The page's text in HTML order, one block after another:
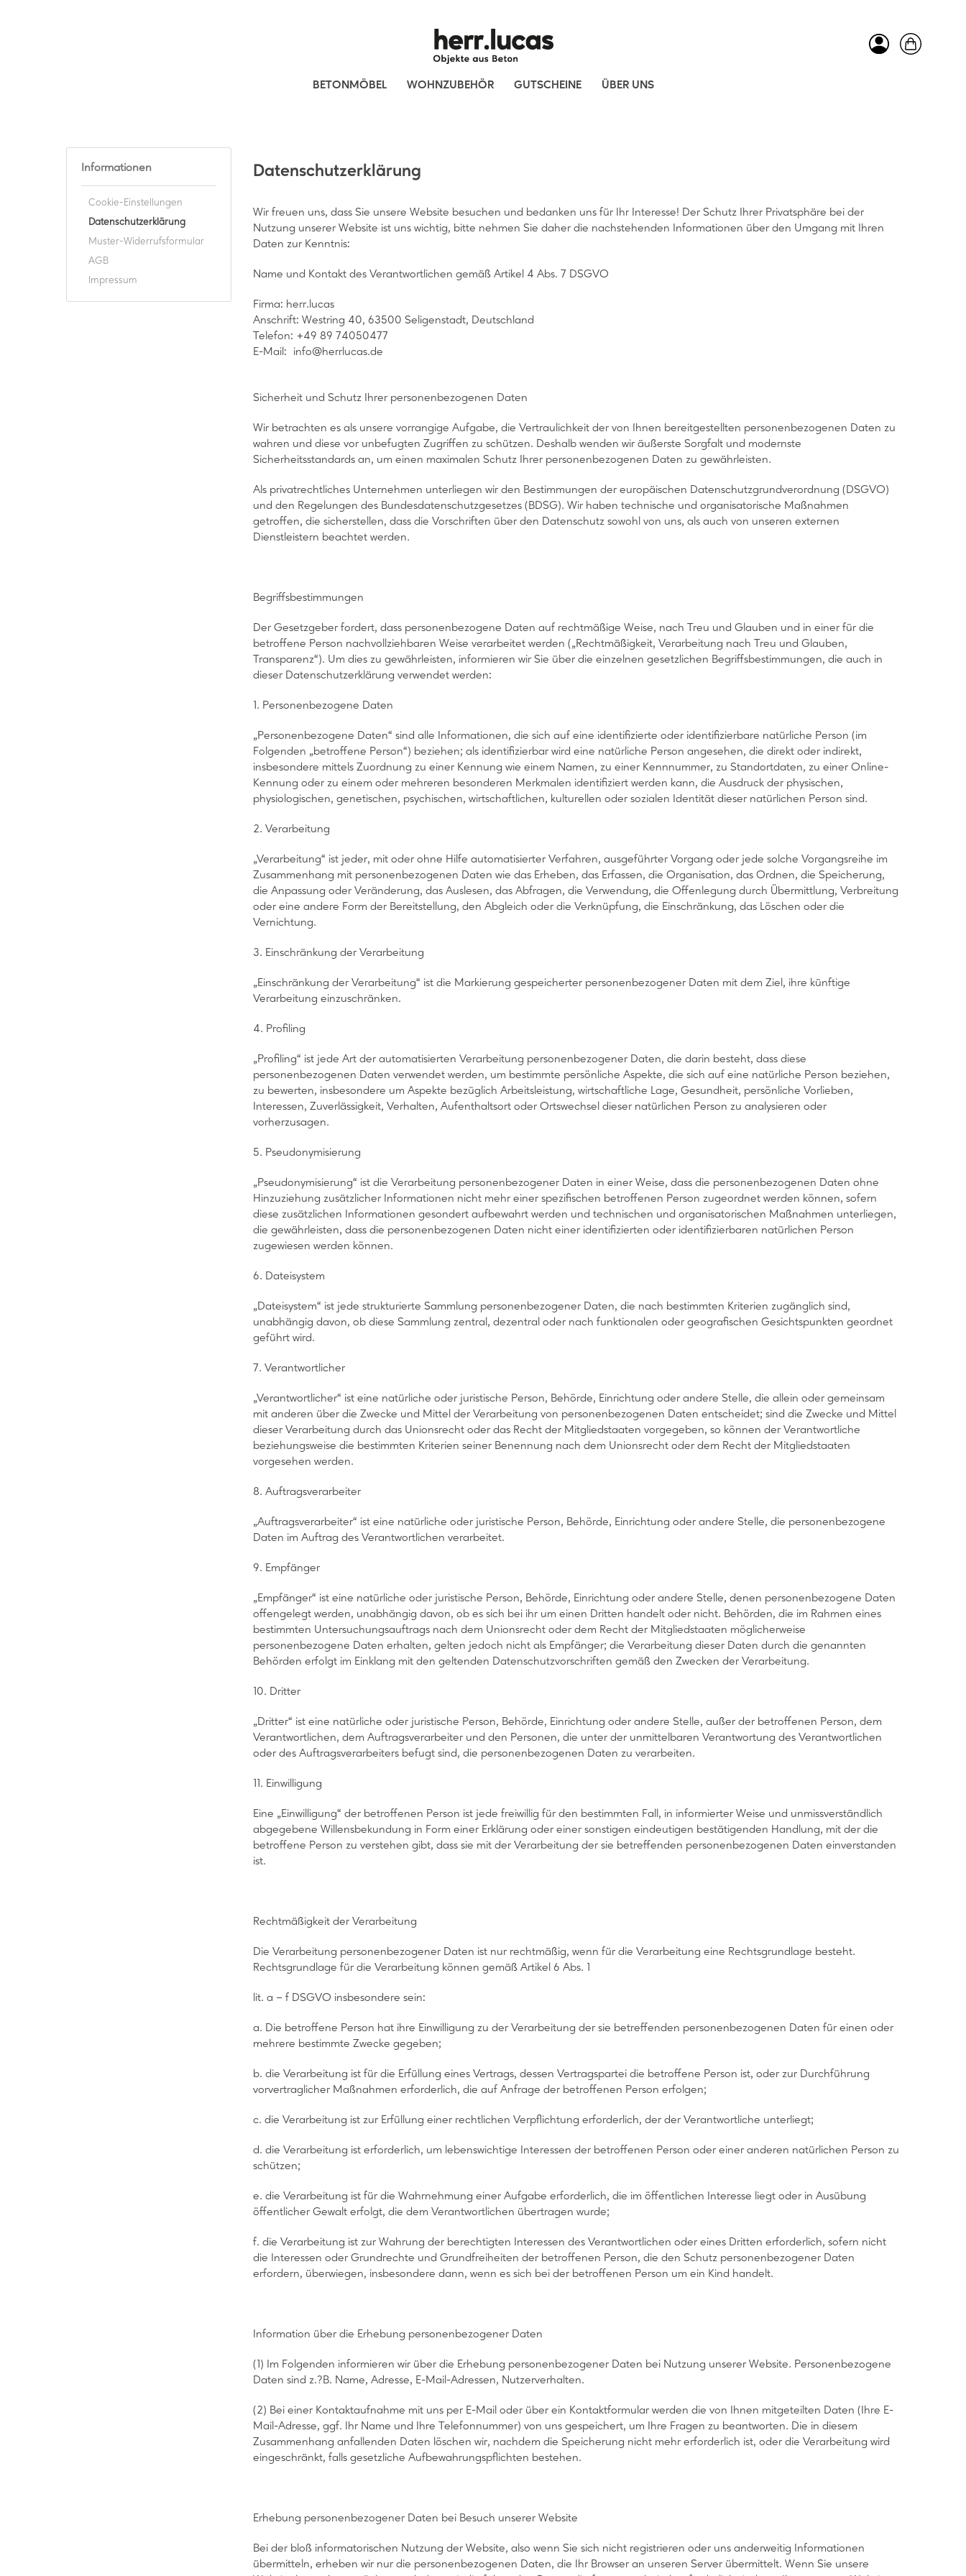
BETONMÖBEL WOHNZUBEHÖR GUTSCHEINE ÜBER UNS
Informationen
Cookie-Einstellungen
Datenschutzerklärung
Muster-Widerrufsformular
AGB
Impressum
Datenschutzerklärung
Wir freuen uns, dass Sie unsere Website besuchen und bedanken uns für Ihr Interesse! Der Schutz Ihrer Privatsphäre bei der
Nutzung unserer Website ist uns wichtig, bitte nehmen Sie daher die nachstehenden Informationen über den Umgang mit Ihren
Daten zur Kenntnis:
Name und Kontakt des Verantwortlichen gemäß Artikel 4 Abs. 7 DSGVO
Firma: herr.lucas
Anschrift: Westring 40, 63500 Seligenstadt, Deutschland
Telefon: +49 89 74050477
E-Mail: info@herrlucas.de
Sicherheit und Schutz Ihrer personenbezogenen Daten
Wir betrachten es als unsere vorrangige Aufgabe, die Vertraulichkeit der von Ihnen bereitgestellten personenbezogenen Daten zu
wahren und diese vor unbefugten Zugriffen zu schützen. Deshalb wenden wir äußerste Sorgfalt und modernste
Sicherheitsstandards an, um einen maximalen Schutz Ihrer personenbezogenen Daten zu gewährleisten.
Als privatrechtliches Unternehmen unterliegen wir den Bestimmungen der europäischen Datenschutzgrundverordnung (DSGVO)
und den Regelungen des Bundesdatenschutzgesetzes (BDSG). Wir haben technische und organisatorische Maßnahmen
getroffen, die sicherstellen, dass die Vorschriften über den Datenschutz sowohl von uns, als auch von unseren externen
Dienstleistern beachtet werden.
Begriffsbestimmungen
Der Gesetzgeber fordert, dass personenbezogene Daten auf rechtmäßige Weise, nach Treu und Glauben und in einer für die
betroffene Person nachvollziehbaren Weise verarbeitet werden („Rechtmäßigkeit, Verarbeitung nach Treu und Glauben,
Transparenz“). Um dies zu gewährleisten, informieren wir Sie über die einzelnen gesetzlichen Begriffsbestimmungen, die auch in
dieser Datenschutzerklärung verwendet werden:
1. Personenbezogene Daten
„Personenbezogene Daten“ sind alle Informationen, die sich auf eine identifizierte oder identifizierbare natürliche Person (im
Folgenden „betroffene Person“) beziehen; als identifizierbar wird eine natürliche Person angesehen, die direkt oder indirekt,
insbesondere mittels Zuordnung zu einer Kennung wie einem Namen, zu einer Kennnummer, zu Standortdaten, zu einer Online-
Kennung oder zu einem oder mehreren besonderen Merkmalen identifiziert werden kann, die Ausdruck der physischen,
physiologischen, genetischen, psychischen, wirtschaftlichen, kulturellen oder sozialen Identität dieser natürlichen Person sind.
2. Verarbeitung
„Verarbeitung“ ist jeder, mit oder ohne Hilfe automatisierter Verfahren, ausgeführter Vorgang oder jede solche Vorgangsreihe im
Zusammenhang mit personenbezogenen Daten wie das Erheben, das Erfassen, die Organisation, das Ordnen, die Speicherung,
die Anpassung oder Veränderung, das Auslesen, das Abfragen, die Verwendung, die Offenlegung durch Übermittlung, Verbreitung
oder eine andere Form der Bereitstellung, den Abgleich oder die Verknüpfung, die Einschränkung, das Löschen oder die
Vernichtung.
3. Einschränkung der Verarbeitung
„Einschränkung der Verarbeitung“ ist die Markierung gespeicherter personenbezogener Daten mit dem Ziel, ihre künftige
Verarbeitung einzuschränken.
4. Profiling
„Profiling“ ist jede Art der automatisierten Verarbeitung personenbezogener Daten, die darin besteht, dass diese
personenbezogenen Daten verwendet werden, um bestimmte persönliche Aspekte, die sich auf eine natürliche Person beziehen,
zu bewerten, insbesondere um Aspekte bezüglich Arbeitsleistung, wirtschaftliche Lage, Gesundheit, persönliche Vorlieben,
Interessen, Zuverlässigkeit, Verhalten, Aufenthaltsort oder Ortswechsel dieser natürlichen Person zu analysieren oder
vorherzusagen.
5. Pseudonymisierung
„Pseudonymisierung“ ist die Verarbeitung personenbezogener Daten in einer Weise, dass die personenbezogenen Daten ohne
Hinzuziehung zusätzlicher Informationen nicht mehr einer spezifischen betroffenen Person zugeordnet werden können, sofern
diese zusätzlichen Informationen gesondert aufbewahrt werden und technischen und organisatorischen Maßnahmen unterliegen,
die gewährleisten, dass die personenbezogenen Daten nicht einer identifizierten oder identifizierbaren natürlichen Person
zugewiesen werden können.
6. Dateisystem
„Dateisystem“ ist jede strukturierte Sammlung personenbezogener Daten, die nach bestimmten Kriterien zugänglich sind,
unabhängig davon, ob diese Sammlung zentral, dezentral oder nach funktionalen oder geografischen Gesichtspunkten geordnet
geführt wird.
7. Verantwortlicher
„Verantwortlicher“ ist eine natürliche oder juristische Person, Behörde, Einrichtung oder andere Stelle, die allein oder gemeinsam
mit anderen über die Zwecke und Mittel der Verarbeitung von personenbezogenen Daten entscheidet; sind die Zwecke und Mittel
dieser Verarbeitung durch das Unionsrecht oder das Recht der Mitgliedstaaten vorgegeben, so können der Verantwortliche
beziehungsweise die bestimmten Kriterien seiner Benennung nach dem Unionsrecht oder dem Recht der Mitgliedstaaten
vorgesehen werden.
8. Auftragsverarbeiter
„Auftragsverarbeiter“ ist eine natürliche oder juristische Person, Behörde, Einrichtung oder andere Stelle, die personenbezogene
Daten im Auftrag des Verantwortlichen verarbeitet.
9. Empfänger
„Empfänger“ ist eine natürliche oder juristische Person, Behörde, Einrichtung oder andere Stelle, denen personenbezogene Daten
offengelegt werden, unabhängig davon, ob es sich bei ihr um einen Dritten handelt oder nicht. Behörden, die im Rahmen eines
bestimmten Untersuchungsauftrags nach dem Unionsrecht oder dem Recht der Mitgliedstaaten möglicherweise
personenbezogene Daten erhalten, gelten jedoch nicht als Empfänger; die Verarbeitung dieser Daten durch die genannten
Behörden erfolgt im Einklang mit den geltenden Datenschutzvorschriften gemäß den Zwecken der Verarbeitung.
10. Dritter
„Dritter“ ist eine natürliche oder juristische Person, Behörde, Einrichtung oder andere Stelle, außer der betroffenen Person, dem
Verantwortlichen, dem Auftragsverarbeiter und den Personen, die unter der unmittelbaren Verantwortung des Verantwortlichen
oder des Auftragsverarbeiters befugt sind, die personenbezogenen Daten zu verarbeiten.
11. Einwilligung
Eine „Einwilligung“ der betroffenen Person ist jede freiwillig für den bestimmten Fall, in informierter Weise und unmissverständlich
abgegebene Willensbekundung in Form einer Erklärung oder einer sonstigen eindeutigen bestätigenden Handlung, mit der die
betroffene Person zu verstehen gibt, dass sie mit der Verarbeitung der sie betreffenden personenbezogenen Daten einverstanden
ist.
Rechtmäßigkeit der Verarbeitung
Die Verarbeitung personenbezogener Daten ist nur rechtmäßig, wenn für die Verarbeitung eine Rechtsgrundlage besteht.
Rechtsgrundlage für die Verarbeitung können gemäß Artikel 6 Abs. 1
lit. a – f DSGVO insbesondere sein:
a. Die betroffene Person hat ihre Einwilligung zu der Verarbeitung der sie betreffenden personenbezogenen Daten für einen oder
mehrere bestimmte Zwecke gegeben;
b. die Verarbeitung ist für die Erfüllung eines Vertrags, dessen Vertragspartei die betroffene Person ist, oder zur Durchführung
vorvertraglicher Maßnahmen erforderlich, die auf Anfrage der betroffenen Person erfolgen;
c. die Verarbeitung ist zur Erfüllung einer rechtlichen Verpflichtung erforderlich, der der Verantwortliche unterliegt;
d. die Verarbeitung ist erforderlich, um lebenswichtige Interessen der betroffenen Person oder einer anderen natürlichen Person zu
schützen;
e. die Verarbeitung ist für die Wahrnehmung einer Aufgabe erforderlich, die im öffentlichen Interesse liegt oder in Ausübung
öffentlicher Gewalt erfolgt, die dem Verantwortlichen übertragen wurde;
f. die Verarbeitung ist zur Wahrung der berechtigten Interessen des Verantwortlichen oder eines Dritten erforderlich, sofern nicht
die Interessen oder Grundrechte und Grundfreiheiten der betroffenen Person, die den Schutz personenbezogener Daten
erfordern, überwiegen, insbesondere dann, wenn es sich bei der betroffenen Person um ein Kind handelt.
Information über die Erhebung personenbezogener Daten
(1) Im Folgenden informieren wir über die Erhebung personenbezogener Daten bei Nutzung unserer Website. Personenbezogene
Daten sind z.?B. Name, Adresse, E-Mail-Adressen, Nutzerverhalten.
(2) Bei einer Kontaktaufnahme mit uns per E-Mail oder über ein Kontaktformular werden die von Ihnen mitgeteilten Daten (Ihre E-
Mail-Adresse, ggf. Ihr Name und Ihre Telefonnummer) von uns gespeichert, um Ihre Fragen zu beantworten. Die in diesem
Zusammenhang anfallenden Daten löschen wir, nachdem die Speicherung nicht mehr erforderlich ist, oder die Verarbeitung wird
eingeschränkt, falls gesetzliche Aufbewahrungspflichten bestehen.
Erhebung personenbezogener Daten bei Besuch unserer Website
Bei der bloß informatorischen Nutzung der Website, also wenn Sie sich nicht registrieren oder uns anderweitig Informationen
übermitteln, erheben wir nur die personenbezogenen Daten, die Ihr Browser an unseren Server übermittelt. Wenn Sie unsere